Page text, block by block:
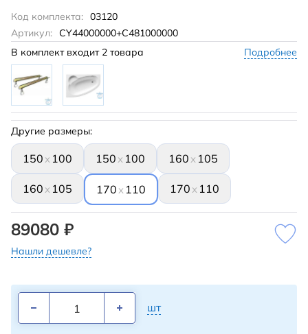
Код комплекта: 03120
Артикул:
CY44000000+C481000000
В комплект входит 2 товара Подробнее
Другие размеры:
150 x 100 150 x 100 160 x 105
160 x 105 170 x 110 170 x 110
89080 ₽
Нашли дешевле?
шт